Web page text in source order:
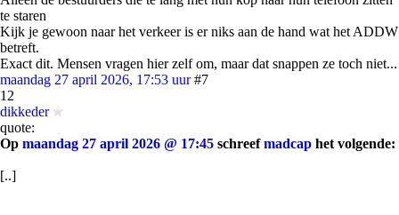
te staren
Kijk je gewoon naar het verkeer is er niks aan de hand wat het ADDW
betreft.
Exact dit. Mensen vragen hier zelf om, maar dat snappen ze toch niet...
maandag 27 april 2026, 17:53 uur #7
12
dikkeder
quote:
Op maandag 27 april 2026 @ 17:45 schreefmadcap het volgende:
[..]